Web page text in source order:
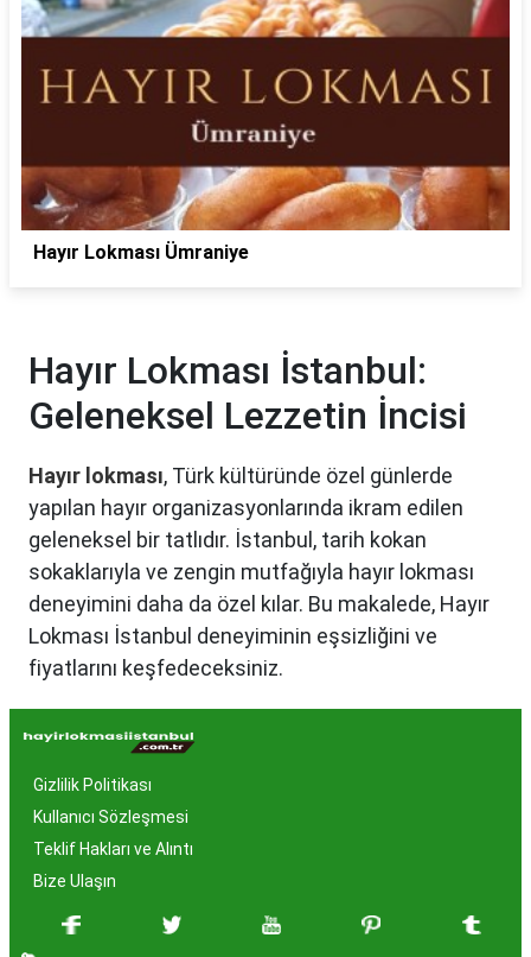
Hayır Lokması Ümraniye
Hayır Lokması İstanbul:
Geleneksel Lezzetin İncisi
Hayır lokması, Türk kültüründe özel günlerde
yapılan hayır organizasyonlarında ikram edilen
geleneksel bir tatlıdır. İstanbul, tarih kokan
sokaklarıyla ve zengin mutfağıyla hayır lokması
deneyimini daha da özel kılar. Bu makalede, Hayır
Lokması İstanbul deneyiminin eşsizliğini ve
fiyatlarını keşfedeceksiniz.
Hayır Lokması İstanbul'da
Neden Popüler?
İstanbul, tarih ve kültür mirasıyla öne çıkan bir
şehir olmasıyla birlikte, geleneksel lezzetlerle de
zenginleşmiştir. Hayır lokması, özel günlerde
hazırlanan ve lezzetiyle damaklarda unutulmaz
Gizlilik Politikası
Kullanıcı Sözleşmesi
Teklif Hakları ve Alıntı
Bize Ulaşın